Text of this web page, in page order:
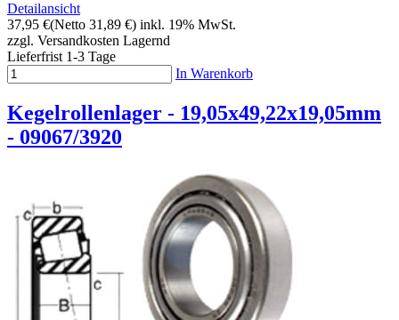
Detailansicht
37,95 €(Netto 31,89 €) inkl. 19% MwSt.
zzgl. Versandkosten Lagernd
Lieferfrist 1-3 Tage
In Warenkorb
Kegelrollenlager - 19,05x49,22x19,05mm
- 09067/3920